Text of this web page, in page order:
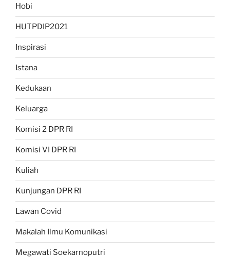
Hobi
HUTPDIP2021
Inspirasi
Istana
Kedukaan
Keluarga
Komisi 2 DPR RI
Komisi VI DPR RI
Kuliah
Kunjungan DPR RI
Lawan Covid
Makalah Ilmu Komunikasi
Megawati Soekarnoputri